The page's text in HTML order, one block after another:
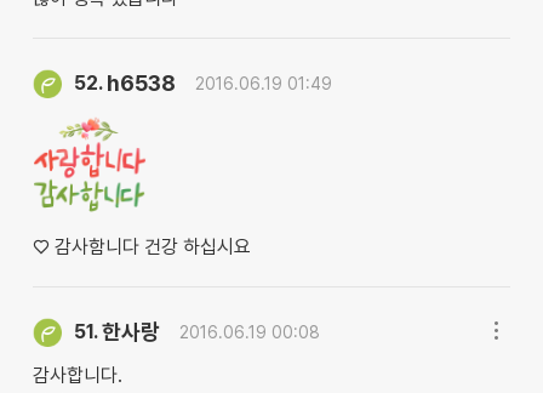
52. h6538 2016.06.19 01:49
♡ 감사함니다 건강 하십시요
51.한사랑 2016.06.19 00:08
감사합니다.